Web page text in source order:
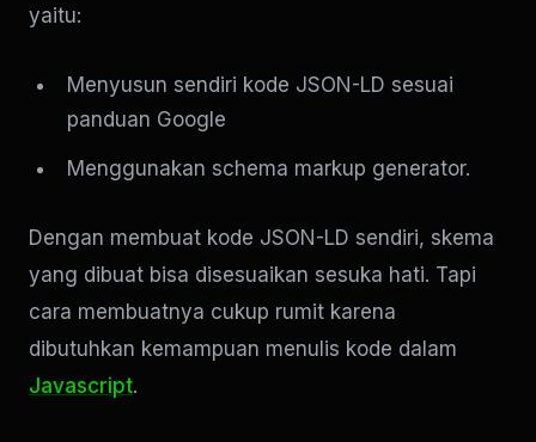
yaitu:
Menyusun sendiri kode JSON-LD sesuai
panduan Google
Menggunakan schema markup generator.
Dengan membuat kode JSON-LD sendiri, skema
yang dibuat bisa disesuaikan sesuka hati. Tapi
cara membuatnya cukup rumit karena
dibutuhkan kemampuan menulis kode dalam
Javascript.